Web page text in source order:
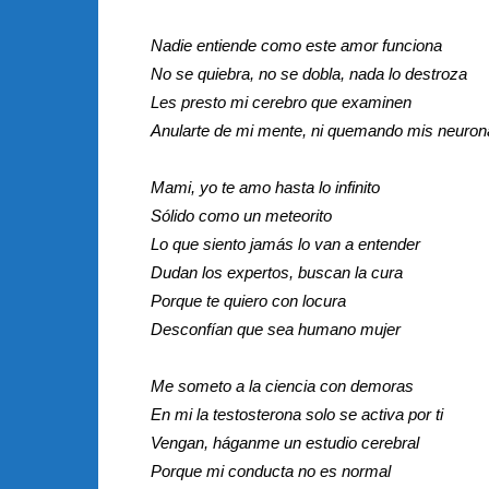
Nadie entiende como este amor funciona
No se quiebra, no se dobla, nada lo destroza
Les presto mi cerebro que examinen
Anularte de mi mente, ni quemando mis
Mami, yo te amo hasta lo infinito
Sólido como un meteorito
Lo que siento jamás lo van a entender
Dudan los expertos, buscan la cura
Porque te quiero con locura
Desconfían que sea humano mujer
Me someto a la ciencia con demoras
En mi la testosterona solo se activa por ti
Vengan, háganme un estudio cerebral
Porque mi conducta no es normal